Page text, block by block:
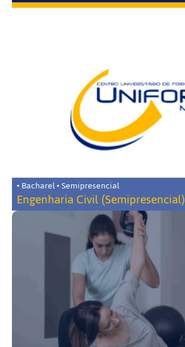
• Bacharel • Semipresencial
Engenharia Civil (Semipresencial)